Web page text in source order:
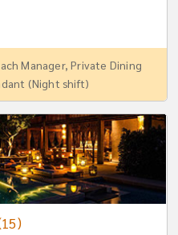
Manager, Private Dining
(Night shift)